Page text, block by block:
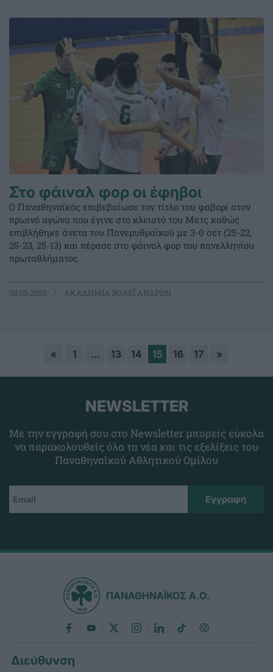
Στο φάιναλ φορ οι έφηβοι
Ο Παναθηναϊκός επιβεβαίωσε τον τίτλο του φαβορί στον
πρωινό αγώνα που έγινε στο κλειστό του Μετς καθώς
επιβλήθηκε άνετα του Πανερυθραϊκού με 3-0 σετ (25-22,
25-23, 25-13) και πέρασε στο φάιναλ φορ του πανελληνίου
πρωταθλήματος.
08.03.2020 ΑΚΑΔΗΜΙΑ ΒΟΛΕΪ ΑΝΔΡΩΝ
« 1 … 13 14 15 16 17 »
NEWSLETTER
Με την εγγραφή σου στο Newsletter μπορείς εύκολα
να παρακολουθείς όλα τα νέα και τις εξελίξεις του
Παναθηναϊκού Αθλητικού Ομίλου
ΠΑΝΑΘΗΝΑΪΚΟΣ Α.Ο.
Διεύθυνση